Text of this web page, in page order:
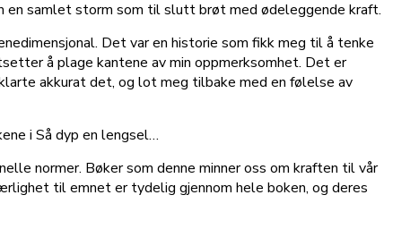
en samlet storm som til slutt brøt med ødeleggende kraft.
Det var en historie som fikk meg til å tenke
å plage kantene av min oppmerksomhet. Det er
akkurat det, og lot meg tilbake med en følelse av
i Så dyp en lengsel…
normer. Bøker som denne minner oss om kraften til vår
til emnet er tydelig gjennom hele boken, og deres